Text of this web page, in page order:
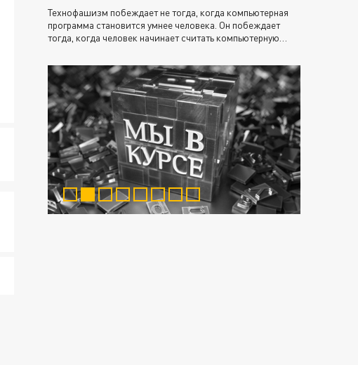
Технофашизм побеждает не тогда, когда компьютерная
программа становится умнее человека. Он побеждает
тогда, когда человек начинает считать компьютерную